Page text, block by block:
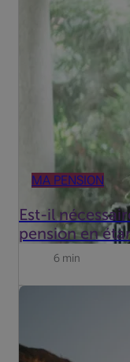
MA PENSION
Est-il
pension en
pour votre retraite
tôt vous
constituer un
mainten...
6 min
Même si nous
retraite. Nombreux